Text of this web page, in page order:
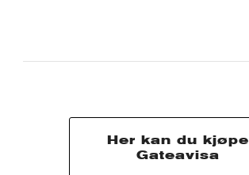
Her kan du kjøpe
Gateavisa